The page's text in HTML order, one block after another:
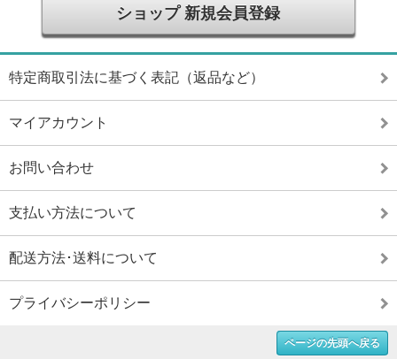
ショップ 新規会員登録
特定商取引法に基づく表記（返品など）
マイアカウント
お問い合わせ
支払い方法について
配送方法･送料について
プライバシーポリシー
ページの先頭へ戻る